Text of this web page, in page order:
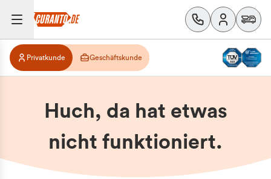
Privatkunde Geschäftskunde
Huch, da hat etwas
nicht funktioniert.